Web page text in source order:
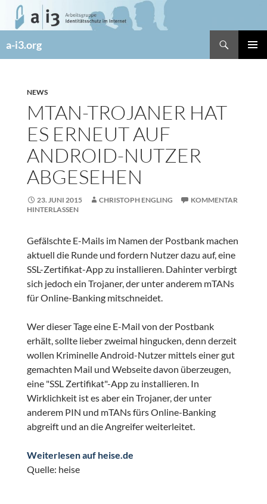
Zum
Inhalt
a-i3.org
NEWS
MTAN-TROJANER HAT
ES ERNEUT AUF
ANDROID-NUTZER
ABGESEHEN
23. JUNI 2015 CHRISTOPH ENGLING
KOMMENTAR
HINTERLASSEN
Gefälschte E-Mails im Namen der Postbank machen
aktuell die Runde und fordern Nutzer dazu auf, eine
SSL-Zertifikat-App zu installieren. Dahinter verbirgt
sich jedoch ein Trojaner, der unter anderem mTANs
für Online-Banking mitschneidet.
Wer dieser Tage eine E-Mail von der Postbank
erhält, sollte lieber zweimal hingucken, denn derzeit
wollen Kriminelle Android-Nutzer mittels einer gut
gemachten Mail und Webseite davon überzeugen,
eine "SSL Zertifikat"-App zu installieren. In
Wirklichkeit ist es aber ein Trojaner, der unter
anderem PIN und mTANs fürs Online-Banking
abgreift und an die Angreifer weiterleitet.
Weiterlesen auf heise.de
Quelle: heise